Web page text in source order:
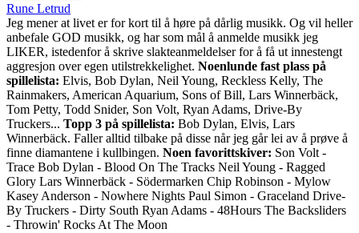
Rune Letrud
Jeg mener at livet er for kort til å høre på dårlig musikk. Og vil heller
anbefale GOD musikk, og har som mål å anmelde musikk jeg
LIKER, istedenfor å skrive slakteanmeldelser for å få ut innestengt
aggresjon over egen utilstrekkelighet. Noenlunde fast plass på
spillelista: Elvis, Bob Dylan, Neil Young, Reckless Kelly, The
Rainmakers, American Aquarium, Sons of Bill, Lars Winnerbäck,
Tom Petty, Todd Snider, Son Volt, Ryan Adams, Drive-By
Truckers... Topp 3 på spillelista: Bob Dylan, Elvis, Lars
Winnerbäck. Faller alltid tilbake på disse når jeg går lei av å prøve å
finne diamantene i kullbingen. Noen favorittskiver: Son Volt -
Trace Bob Dylan - Blood On The Tracks Neil Young - Ragged
Glory Lars Winnerbäck - Södermarken Chip Robinson - Mylow
Kasey Anderson - Nowhere Nights Paul Simon - Graceland Drive-
By Truckers - Dirty South Ryan Adams - 48Hours The Backsliders
- Throwin' Rocks At The Moon